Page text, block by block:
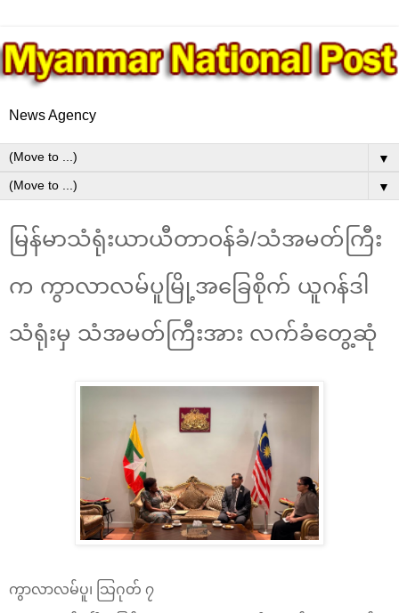
News Agency
▼
▼
မြန်မာသံရုံးယာယီတာဝန်ခံ/သံအမတ်ကြီး
က ကွာလာလမ်ပူမြို့အခြေစိုက် ယူဂန်ဒါ
သံရုံးမှ သံအမတ်ကြီးအား လက်ခံတွေ့ဆုံ
ကွာလာလမ်ပူ၊ သြဂုတ် ၇